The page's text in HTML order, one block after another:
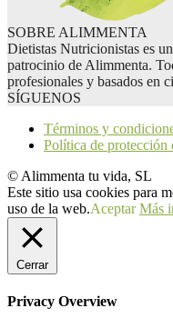
SOBRE ALIMMENTA
Dietistas Nutricionistas es
patrocinio de Alimmenta.
profesionales y basados en
SÍGUENOS
Términos y
Política de protección
© Alimmenta tu vida, SL
Este sitio usa cookies para
uso de la web.Aceptar Más
Cerrar
Privacy Overview